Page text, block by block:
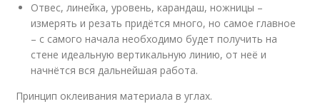
Отвес, линейка, уровень, карандаш, ножницы –
измерять и резать придётся много, но самое главное
– с самого начала необходимо будет получить на
стене идеальную вертикальную линию, от неё и
начнётся вся дальнейшая работа.
Принцип оклеивания материала в углах.